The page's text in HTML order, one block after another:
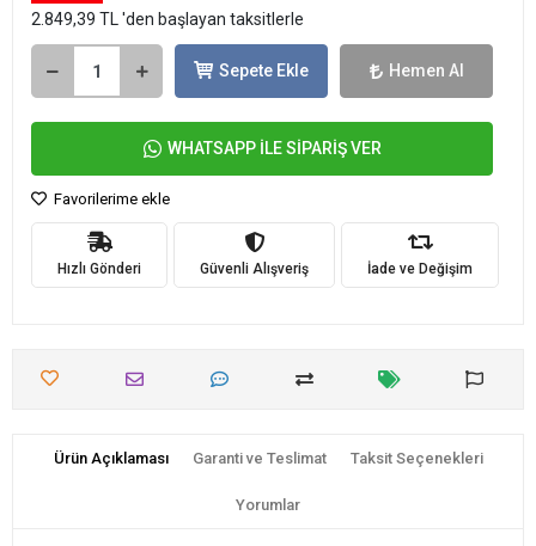
2.849,39 TL 'den başlayan taksitlerle
Sepete Ekle Hemen Al
WHATSAPP İLE SİPARİŞ VER
Favorilerime ekle
Hızlı Gönderi Güvenli Alışveriş İade ve Değişim
Ürün Açıklaması Garanti ve Teslimat Taksit Seçenekleri
Yorumlar